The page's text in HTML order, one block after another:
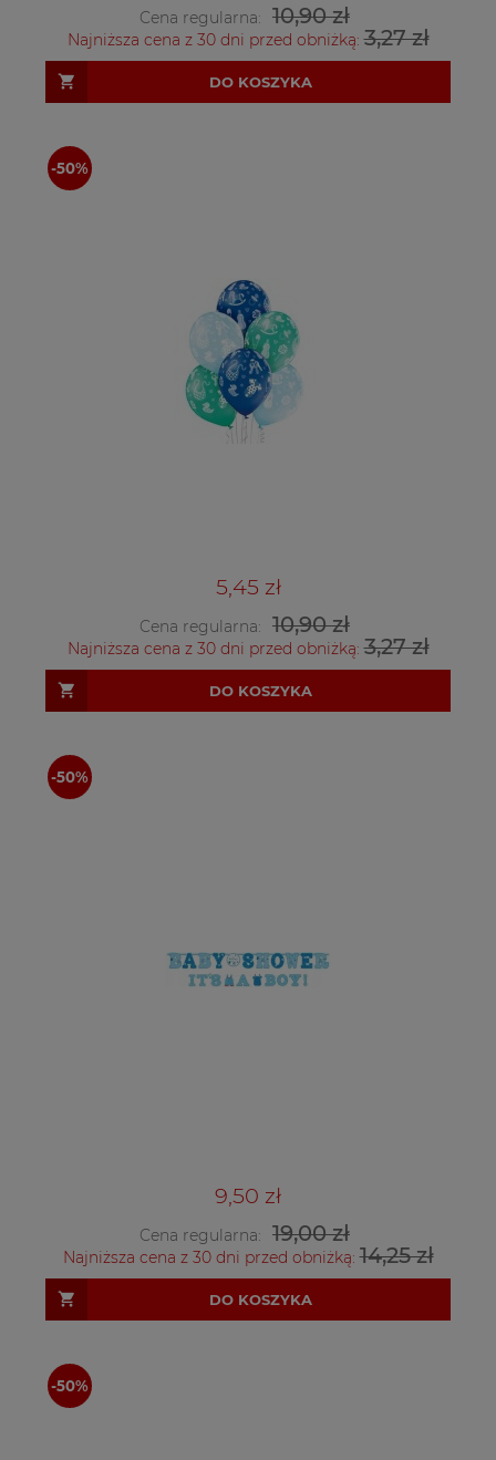
Cena regularna: 10,90 zł
Najniższa cena z 30 dni przed obniżką:3,27 zł
DO KOSZYKA
5,45 zł
Cena regularna: 10,90 zł
Najniższa cena z 30 dni przed obniżką:3,27 zł
DO KOSZYKA
9,50 zł
Cena regularna: 19,00 zł
Najniższa cena z 30 dni przed obniżką:14,25 zł
DO KOSZYKA